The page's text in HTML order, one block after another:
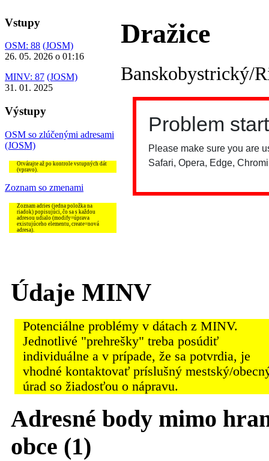
Vstupy
OSM: 88 (JOSM)
26. 05. 2026 o 01:16
MINV: 87 (JOSM)
31. 01. 2025
Výstupy
OSM so zlúčenými adresami
(JOSM)
Otvárajte až po kontrole vstupných dát
(vpravo).
Zoznam so zmenami
Zoznam adries (jedna položka na
riadok) popisujúci, čo sa s každou
adresou udialo (modify=úprava
existujúceho elementu, create=nová
adresa).
Dražice
Banskobystrický/
Údaje MINV
Potenciálne problémy v dátach z MINV.
Jednotlivé "prehrešky" treba posúdiť
individuálne a v prípade, že sa potvrdia, je
vhodné kontaktovať príslušný mestský/
úrad so žiadosťou o nápravu.
Adresné body mimo
obce (1)